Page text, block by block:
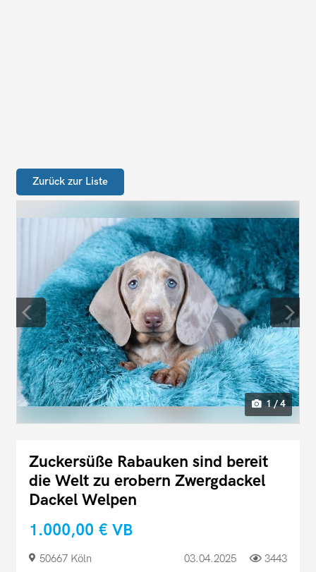
Zurück zur Liste
1 / 4
Zuckersüße Rabauken sind bereit
die Welt zu erobern Zwergdackel
Dackel Welpen
1.000,00 € VB
50667 Köln 03.04.2025 3443